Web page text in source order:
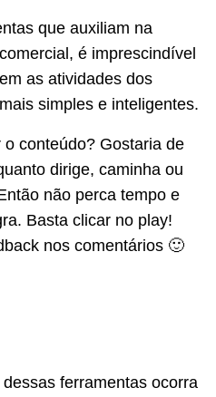
que auxiliam na
é imprescindível
as atividades dos
simples e inteligentes.
dirige, caminha ou
não perca tempo e
Basta clicar no play!
nos comentários 🙂
ferramentas ocorra